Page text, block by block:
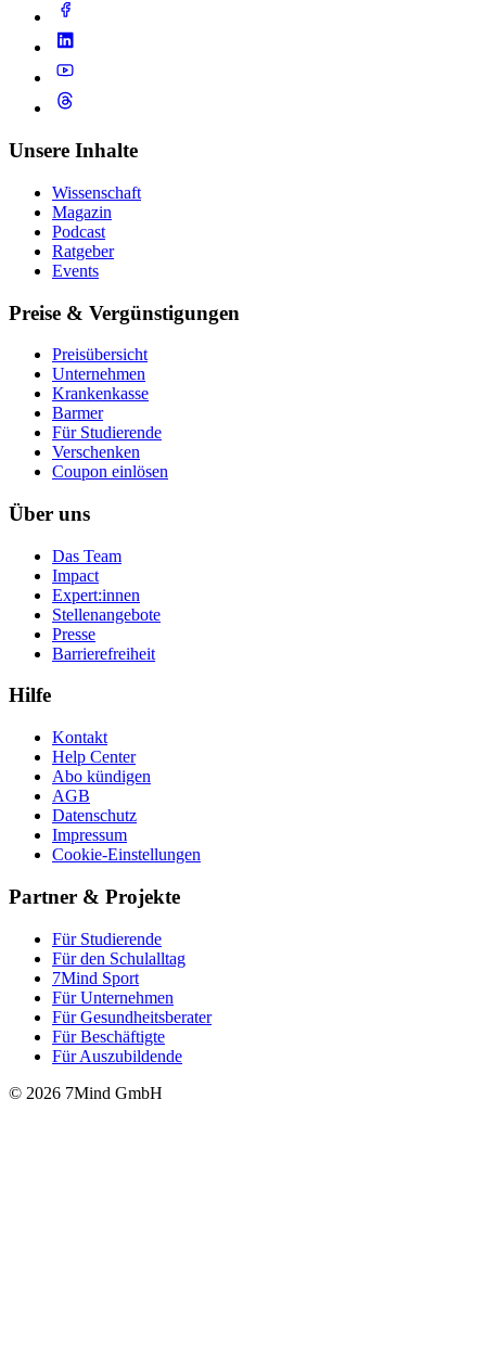
Unsere Inhalte
Wissenschaft
Magazin
Podcast
Ratgeber
Events
Preise & Vergünstigungen
Preisübersicht
Unternehmen
Krankenkasse
Barmer
Für Studierende
Ver­schen­ken
Coupon einlösen
Über uns
Das Team
Impact
Expert:innen
Stellenangebote
Presse
Barrierefreiheit
Hilfe
Kontakt
Help Center
Abo kündigen
AGB
Datenschutz
Impressum
Cookie-Einstellungen
Partner & Projekte
Für Stu­die­rende
Für den Schulalltag
7Mind Sport
Für Unter­neh­men
Für Gesund­heits­be­ra­ter
Für Beschäftigte
Für Auszubildende
© 2026 7Mind GmbH